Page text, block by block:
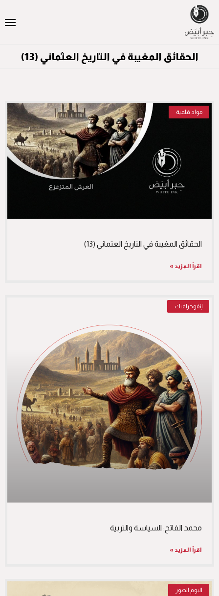
الحقائق المغيبة في التاريخ العثماني (13)
مواد فلمية
الحقائق المغيبة في التاريخ العثماني (13)
اقرأ المزيد »
إنفوجرافيك
محمد الفاتح: السياسة والتربية
اقرأ المزيد »
البوم الصور